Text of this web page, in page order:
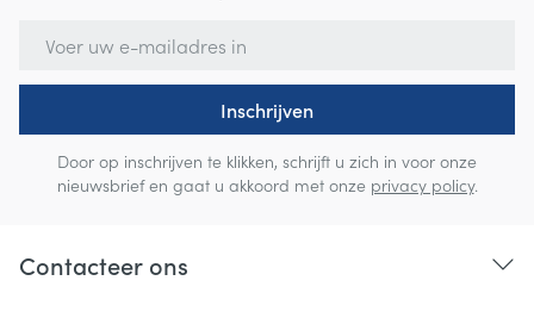
Inschrijven
Door op inschrijven te klikken, schrijft u zich in voor onze
nieuwsbrief en gaat u akkoord met onze privacy policy.
Contacteer ons